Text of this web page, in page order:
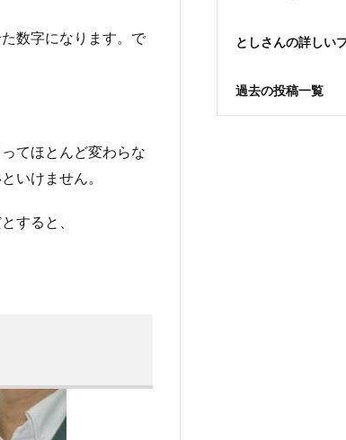
数字になります。で
てほとんど変わらな
いけません。
すると、
としさんの詳しい
過去の投稿一覧